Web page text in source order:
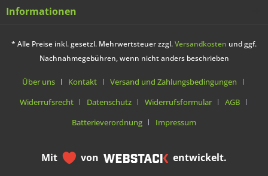
Informationen
* Alle Preise inkl. gesetzl. Mehrwertsteuer zzgl.Versandkosten und ggf.
Nachnahmegebühren, wenn nicht anders beschrieben
Über uns Kontakt
Versand und Zahlungsbedingungen
Widerrufsrecht
Datenschutz Widerrufsformular
AGB
Batterieverordnung
Impressum
Mit von entwickelt.